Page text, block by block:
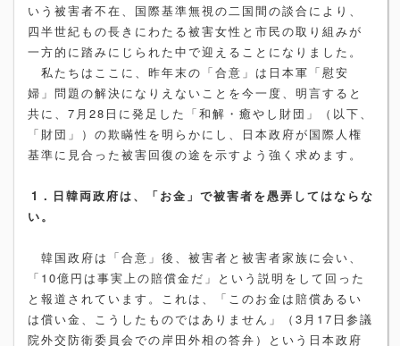
いう被害者不在、国際基準無視の二国間の談合により、
四半世紀もの長きにわたる被害女性と市民の取り組みが
一方的に踏みにじられた中で迎えることになりました。
私たちはここに、昨年末の「合意」は日本軍「慰安
婦」問題の解決になりえないことを今一度、明言すると
共に、7月28日に発足した「和解・癒やし財団」（以下、
「財団」）の欺瞞性を明らかにし、日本政府が国際人権
基準に見合った被害回復の途を示すよう強く求めます。
1．日韓両政府は、「お金」で被害者を愚弄してはならな
い。
韓国政府は「合意」後、被害者と被害者家族に会い、
「10億円は事実上の賠償金だ」という説明をして回った
と報道されています。これは、「このお金は賠償あるい
は償い金、こうしたものではありません」（3月17日参議
院外交防衛委員会での岸田外相の答弁）という日本政府